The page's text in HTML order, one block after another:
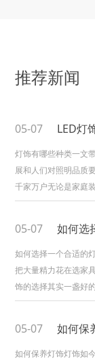
推荐新闻
05-07 LED灯
灯饰有哪些种类一文
展和人们对照明品质
千家万户无论是家庭
灯饰都扮演着不可或
灯和射灯筒灯和射灯
类型筒灯一般嵌入天
客厅走廊等空间的基
光效果常用于重点照
多消费者在选购时会
05-07
如何选择一个合适的
把大量精力花在选家
饰的选择其实一盏好
氛围感拉满还直接关
聊聊我的一些经验和
饰的第一步不是看外
05-07 如何保
如何保养灯饰灯饰如